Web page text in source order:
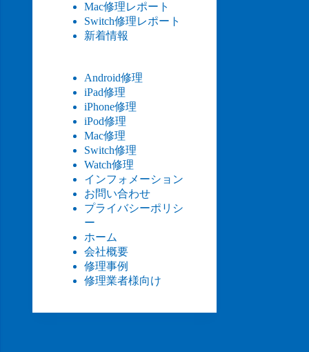
Mac修理レポート
Switch修理レポート
新着情報
Android修理
iPad修理
iPhone修理
iPod修理
Mac修理
Switch修理
Watch修理
インフォメーション
お問い合わせ
プライバシーポリシ
ー
ホーム
会社概要
修理事例
修理業者様向け